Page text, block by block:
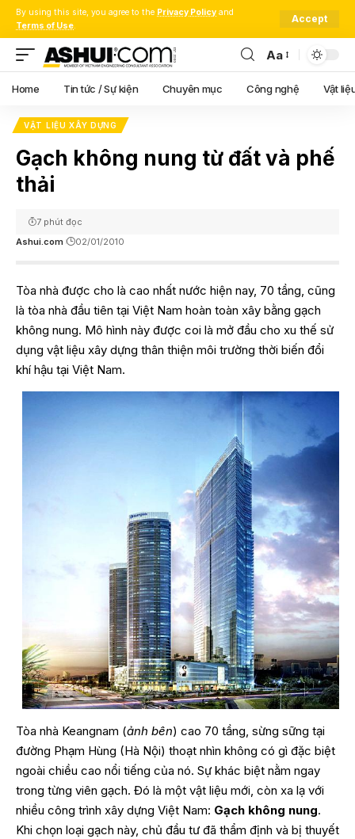
By using this site, you agree to the Privacy Policy and
Terms of Use.
Accept
Font
Resizer
Aa
Home Tin tức / Sự kiện Chuyên mục Công nghệ Vật
VẬT LIỆU XÂY DỰNG
Gạch không nung từ đất và phế
thải
Ashui.com 02/01/2010
7 phút đọc
Tòa nhà được cho là cao nhất nước hiện nay, 70 tầng, cũng
là tòa nhà đầu tiên tại Việt Nam hoàn toàn xây bằng gạch
không nung. Mô hình này được coi là mở đầu cho xu thế sử
dụng vật liệu xây dựng thân thiện môi trường thời biến đổi
khí hậu tại Việt Nam.
Tòa nhà Keangnam (ảnh bên) cao 70 tầng, sừng sững tại
đường Phạm Hùng (Hà Nội) thoạt nhìn không có gì đặc biệt
ngoài chiều cao nổi tiếng của nó. Sự khác biệt nằm ngay
trong từng viên gạch. Đó là một vật liệu mới, còn xa lạ với
nhiều công trình xây dựng Việt Nam: Gạch không nung.
Khi chọn loại gạch này, chủ đầu tư đã thẩm định và bị thuyết